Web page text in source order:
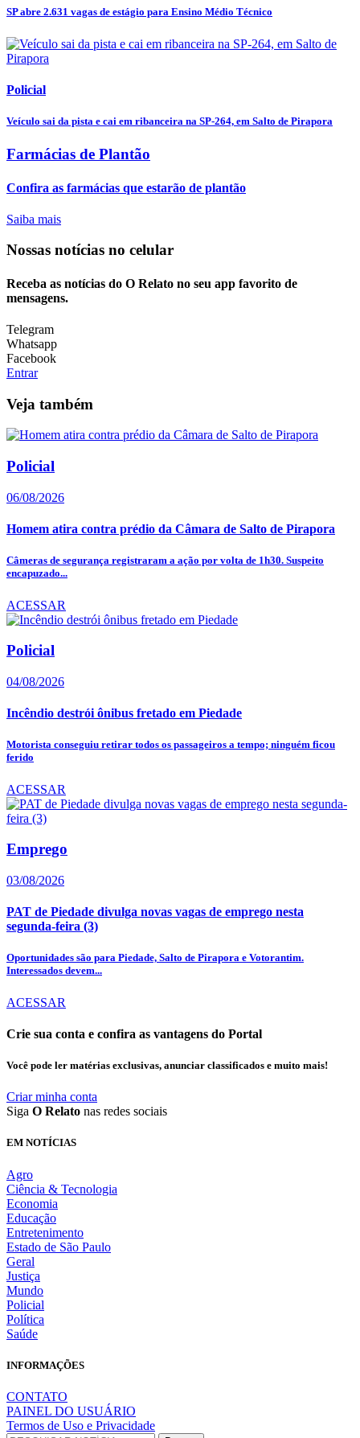
SP abre 2.631 vagas de estágio para Ensino Médio Técnico
Policial
Veículo sai da pista e cai em ribanceira na SP-264, em Salto de Pirapora
Farmácias de Plantão
Confira as farmácias que estarão de plantão
Saiba mais
Nossas notícias no celular
Receba as notícias do O Relato no seu app favorito de
mensagens.
Telegram
Whatsapp
Facebook
Entrar
Veja também
Policial
06/08/2026
Homem atira contra prédio da Câmara de Salto de Pirapora
Câmeras de segurança registraram a ação por volta de 1h30. Suspeito
encapuzado...
ACESSAR
Policial
04/08/2026
Incêndio destrói ônibus fretado em Piedade
Motorista conseguiu retirar todos os passageiros a tempo; ninguém ficou
ferido
ACESSAR
Emprego
03/08/2026
PAT de Piedade divulga novas vagas de emprego nesta
segunda-feira (3)
Oportunidades são para Piedade, Salto de Pirapora e Votorantim.
Interessados devem...
ACESSAR
Crie sua conta e confira as vantagens do Portal
Você pode ler matérias exclusivas, anunciar classificados e muito mais!
Criar minha conta
Siga O Relato nas redes sociais
EM NOTÍCIAS
Agro
Ciência & Tecnologia
Economia
Educação
Entretenimento
Estado de São Paulo
Geral
Justiça
Mundo
Policial
Política
Saúde
INFORMAÇÕES
CONTATO
PAINEL DO USUÁRIO
Termos de Uso e Privacidade